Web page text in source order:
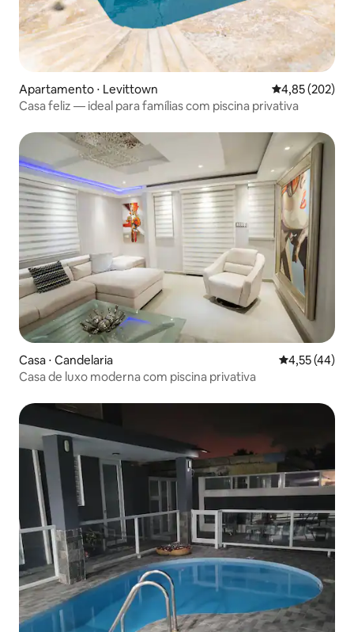
Apartamento ⋅ Levittown 4,85 de uma
4,85 (202)
Casa feliz — ideal para famílias com piscina privativa
Casa ⋅ Candelaria 4,55 de uma
4,55 (44)
Casa de luxo moderna com piscina privativa